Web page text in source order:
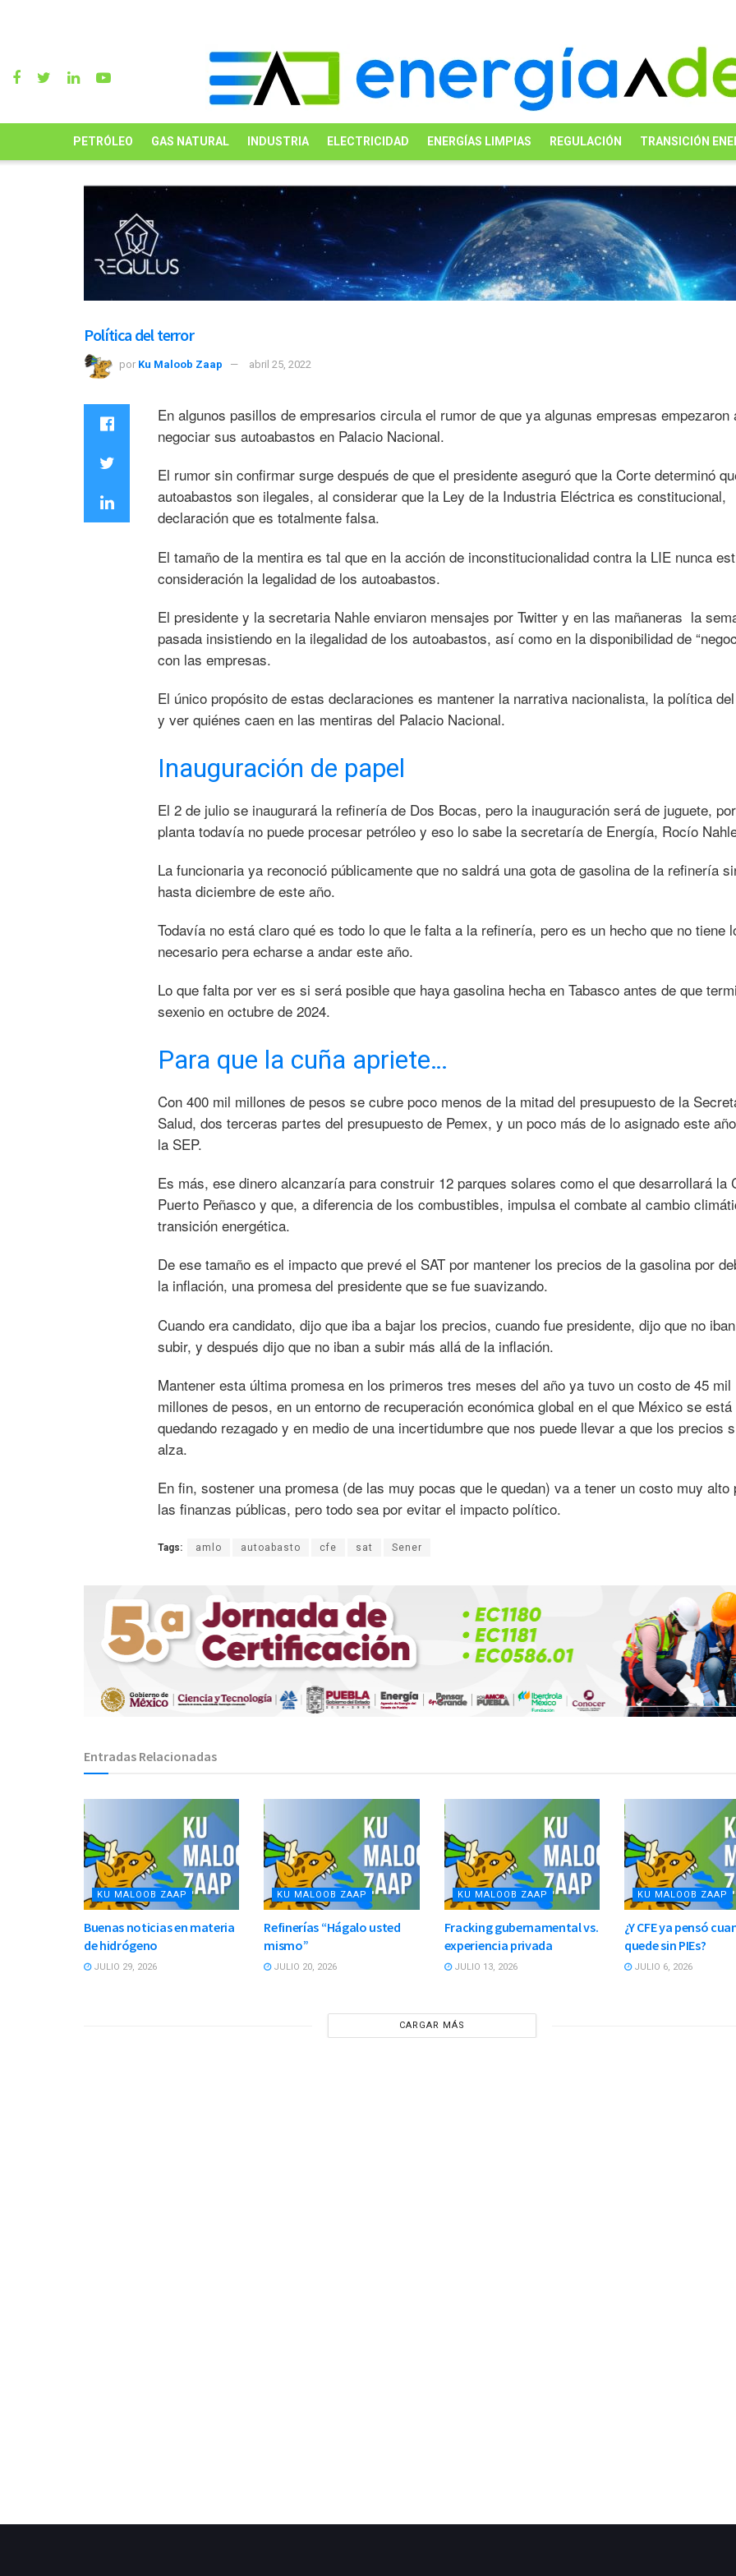
PETRÓLEO GAS NATURAL INDUSTRIA ELECTRICIDAD ENERGÍAS LIMPIAS REGULACIÓN TRANSICIÓN
Política del terror
por Ku Maloob Zaap abril 25, 2022
En algunos pasillos de empresarios circula el rumor de que ya algunas empresas empezaron
negociar sus autoabastos en Palacio Nacional.
El rumor sin confirmar surge después de que el presidente aseguró que la Corte determinó
autoabastos son ilegales, al considerar que la Ley de la Industria Eléctrica es constitucional,
declaración que es totalmente falsa.
El tamaño de la mentira es tal que en la acción de inconstitucionalidad contra la LIE nunca
consideración la legalidad de los autoabastos.
El presidente y la secretaria Nahle enviaron mensajes por Twitter y en las mañaneras la
pasada insistiendo en la ilegalidad de los autoabastos, así como en la disponibilidad de
con las empresas.
El único propósito de estas declaraciones es mantener la narrativa nacionalista, la política
y ver quiénes caen en las mentiras del Palacio Nacional.
Inauguración de papel
El 2 de julio se inaugurará la refinería de Dos Bocas, pero la inauguración será de juguete,
planta todavía no puede procesar petróleo y eso lo sabe la secretaría de Energía, Rocío
La funcionaria ya reconoció públicamente que no saldrá una gota de gasolina de la refinería
hasta diciembre de este año.
Todavía no está claro qué es todo lo que le falta a la refinería, pero es un hecho que no tiene
necesario pera echarse a andar este año.
Lo que falta por ver es si será posible que haya gasolina hecha en Tabasco antes de que
sexenio en octubre de 2024.
Para que la cuña apriete…
Con 400 mil millones de pesos se cubre poco menos de la mitad del presupuesto de la
Salud, dos terceras partes del presupuesto de Pemex, y un poco más de lo asignado este
la SEP.
Es más, ese dinero alcanzaría para construir 12 parques solares como el que desarrollará la
Puerto Peñasco y que, a diferencia de los combustibles, impulsa el combate al cambio
transición energética.
De ese tamaño es el impacto que prevé el SAT por mantener los precios de la gasolina por
la inflación, una promesa del presidente que se fue suavizando.
Cuando era candidato, dijo que iba a bajar los precios, cuando fue presidente, dijo que no
subir, y después dijo que no iban a subir más allá de la inflación.
Mantener esta última promesa en los primeros tres meses del año ya tuvo un costo de 45 mil
millones de pesos, en un entorno de recuperación económica global en el que México se está
quedando rezagado y en medio de una incertidumbre que nos puede llevar a que los precios
alza.
En fin, sostener una promesa (de las muy pocas que le quedan) va a tener un costo muy alto
las finanzas públicas, pero todo sea por evitar el impacto político.
Tags: amlo autoabasto cfe sat Sener
Entradas Relacionadas
KU MALOOB ZAAP
Buenas noticias en materia
de hidrógeno
JULIO 29, 2026
KU MALOOB ZAAP
Refinerías “Hágalo usted
mismo”
JULIO 20, 2026
KU MALOOB ZAAP
Fracking gubernamental vs.
experiencia privada
JULIO 13, 2026
KU MALOOB ZAAP
¿Y CFE ya pensó
quede sin PIEs?
JULIO 6, 2026
CARGAR MÁS